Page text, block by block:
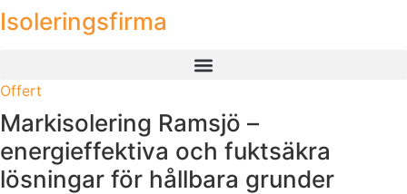
Skip
Isoleringsfirma
Offert
Markisolering Ramsjö –
energieffektiva och fuktsäkra
lösningar för hållbara grunder